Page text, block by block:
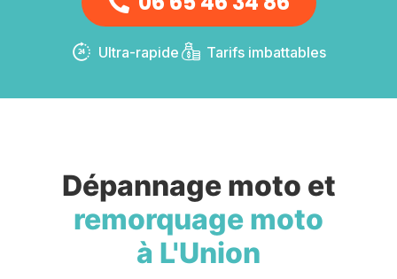
Ultra-rapide Tarifs imbattables
Dépannage moto et
remorquage moto
à L'Union